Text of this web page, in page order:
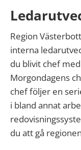
Region
interna
du blivit chef
Morgondagens
chef följer en
i bland annat
du att gå